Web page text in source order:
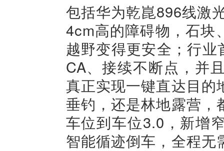
包括华为乾崑896线激
4cm高的障碍物，石块
越野变得更安全；行
CA、接续不断点，并
真正实现一键直达目
垂钓，还是林地露营
车位到车位3.0，新增
智能循迹倒车，全程